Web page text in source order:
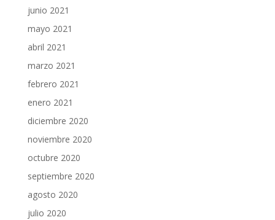
junio 2021
mayo 2021
abril 2021
marzo 2021
febrero 2021
enero 2021
diciembre 2020
noviembre 2020
octubre 2020
septiembre 2020
agosto 2020
julio 2020